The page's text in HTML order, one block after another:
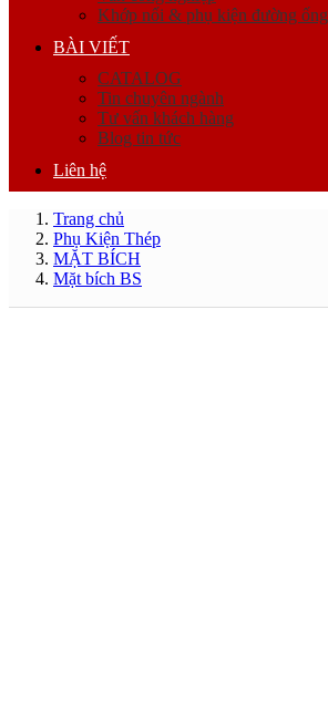
Khớp nối & phụ kiện đường ống
BÀI VIẾT
CATALOG
Tin chuyên ngành
Tư vấn khách hàng
Blog tin tức
Liên hệ
Trang chủ
Phụ Kiện Thép
MẶT BÍCH
Mặt bích BS